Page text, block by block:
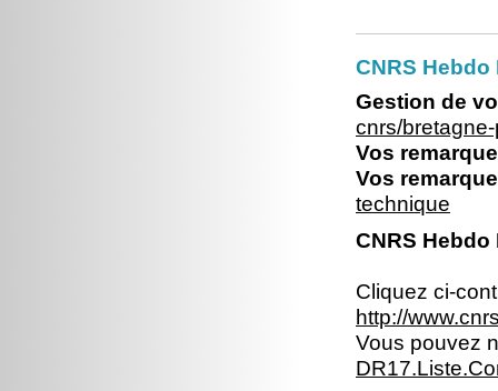
CNRS
Gestion de
cnrs/
Vos
Vos
technique
CNRS
Cliquez ci-
http://
Vous pouvez